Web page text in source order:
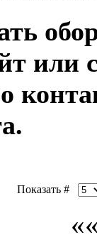
Показать #